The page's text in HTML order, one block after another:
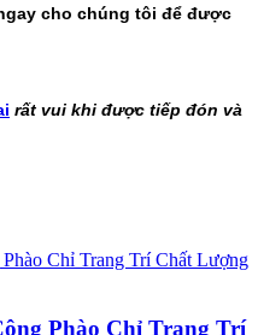
cho chúng tôi để được
rất vui khi được tiếp đón và
Phào Chỉ Trang Trí